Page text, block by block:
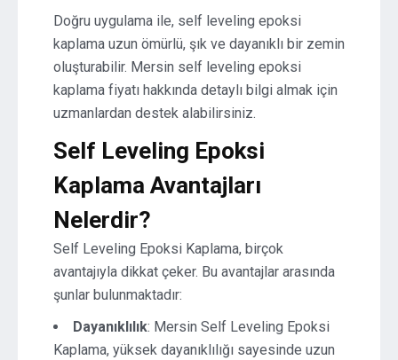
Doğru uygulama ile, self leveling epoksi
kaplama uzun ömürlü, şık ve dayanıklı bir zemin
oluşturabilir. Mersin self leveling epoksi
kaplama fiyatı hakkında detaylı bilgi almak için
uzmanlardan destek alabilirsiniz.
Self Leveling Epoksi
Kaplama Avantajları
Nelerdir?
Self Leveling Epoksi Kaplama, birçok
avantajıyla dikkat çeker. Bu avantajlar arasında
şunlar bulunmaktadır:
Dayanıklılık: Mersin Self Leveling Epoksi
Kaplama, yüksek dayanıklılığı sayesinde uzun